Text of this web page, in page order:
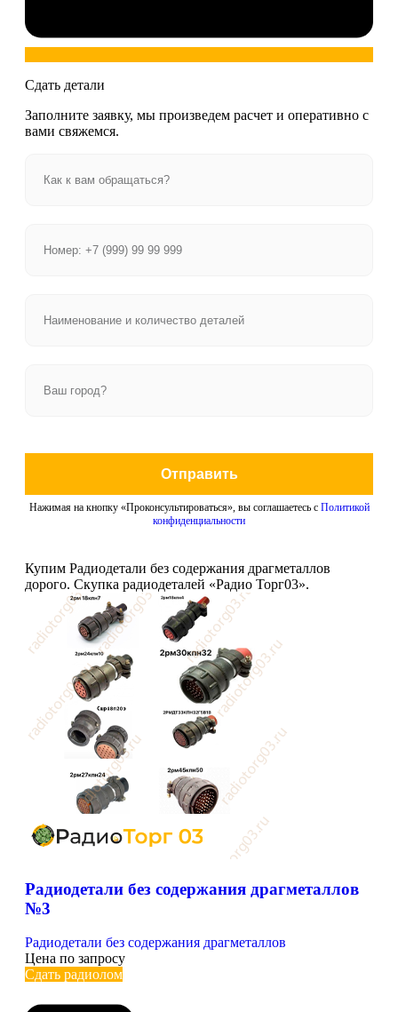
Сдать детали
Заполните заявку, мы произведем расчет и оперативно с
вами свяжемся.
Отправить
Нажимая на кнопку «Проконсультироваться», вы соглашаетесь с Политикой
конфиденциальности
Купим Радиодетали без содержания драгметаллов
дорого. Скупка радиодеталей «Радио Торг03».
Радиодетали без содержания драгметаллов
№3
Радиодетали без содержания драгметаллов
Цена по запросу
Сдать радиолом